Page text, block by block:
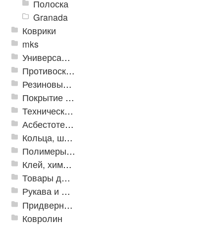
Полоска
Granada
Коврики
mks
Универсальные модульные покрытия
Противоскользящая защита для лестниц, профили, ленты
Резиновые и ПВХ дорожки
Покрытие из резиновой крошки
Техническая резина
Асбестотехнические и теплоизоляционные материалы
Кольца, шайбы, манжеты
Полимеры и пластики
Клей, химия, сопутствующие товары
Товары для дома
Рукава и шланги промышленные
Придверные решетки
Ковролин